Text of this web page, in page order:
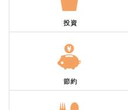
投資
節約